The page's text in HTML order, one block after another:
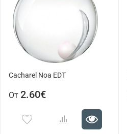
Cacharel Noa EDT
От 2.60€